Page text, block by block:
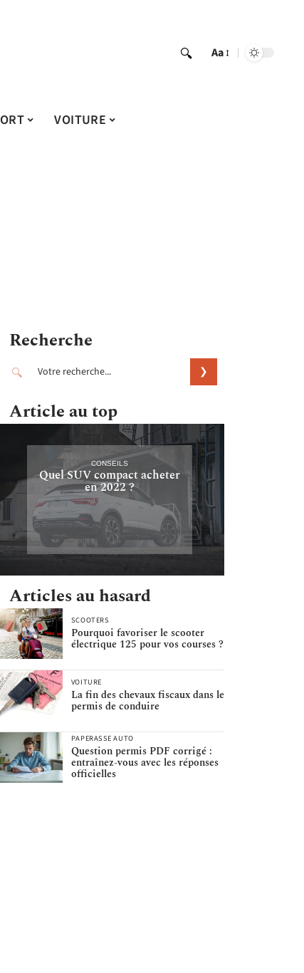
Aa
VOITURE
Recherche
Article au top
CONSEILS
Quel SUV compact acheter
en 2022 ?
Articles au hasard
SCOOTERS
Pourquoi favoriser le scooter
électrique 125 pour vos courses ?
VOITURE
La fin des chevaux fiscaux dans le
permis de conduire
PAPERASSE AUTO
Question permis PDF corrigé :
entraînez-vous avec les réponses
officielles